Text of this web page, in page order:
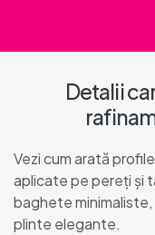
Detalii
Vezi cum arată
aplicate pe pereți și
baghete
plinte elegante.